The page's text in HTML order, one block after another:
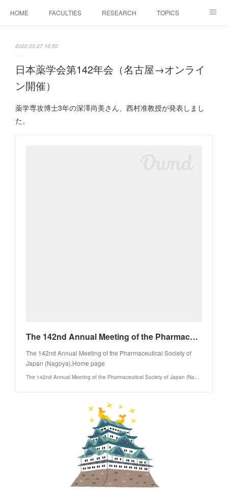
HOME FACULTIES RESEARCH TOPICS
2022.03.27 10:50
日本薬学会第142年会（名古屋→オンライ
ン開催）
薬学専攻博士3年の深澤尚美さん、西村准教授が発表しまし
た。
The 142nd Annual Meeting of the Pharmaceutical Society of Japan (Nagoya)/Home page
The 142nd Annual Meeting of the Pharmaceutical Society of
Japan (Nagoya),Home page
The 142nd Annual Meeting of the Pharmaceutical Society of Japan (Nagoya)/Confit